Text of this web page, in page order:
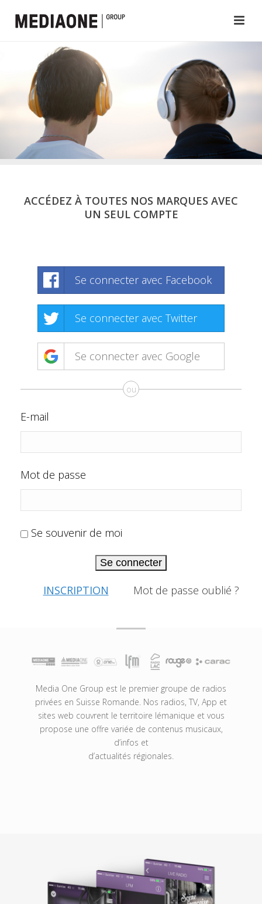
ACCÉDEZ À TOUTES NOS MARQUES AVEC
UN SEUL COMPTE
Se connecter avec Facebook
Se connecter avec Twitter
Se connecter avec Google
ou
E-mail
Mot de passe
Se souvenir de moi
Se connecter
INSCRIPTION Mot de passe oublié ?
Media One Group est le premier groupe de radios
privées en Suisse Romande. Nos radios, TV, App et
sites web couvrent le territoire lémanique et vous
propose une offre variée de contenus musicaux,
d’infos et
d’actualités régionales.